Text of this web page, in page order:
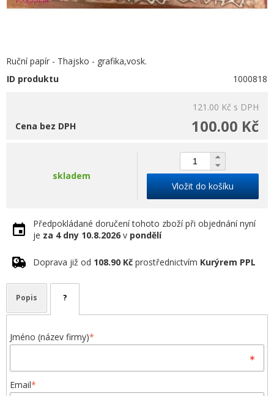
Ruční papír - Thajsko - grafika,vosk.
ID produktu
1000818
121.00 Kč s DPH
100.00 Kč
Cena bez DPH
skladem
Vložit do košíku
Předpokládané doručení tohoto zboží při objednání nyní
je za 4 dny 10.8.2026 v pondělí
Doprava již od 108.90 Kč prostřednictvím Kurýrem PPL
Popis ?
Jméno (název firmy)*
Email*